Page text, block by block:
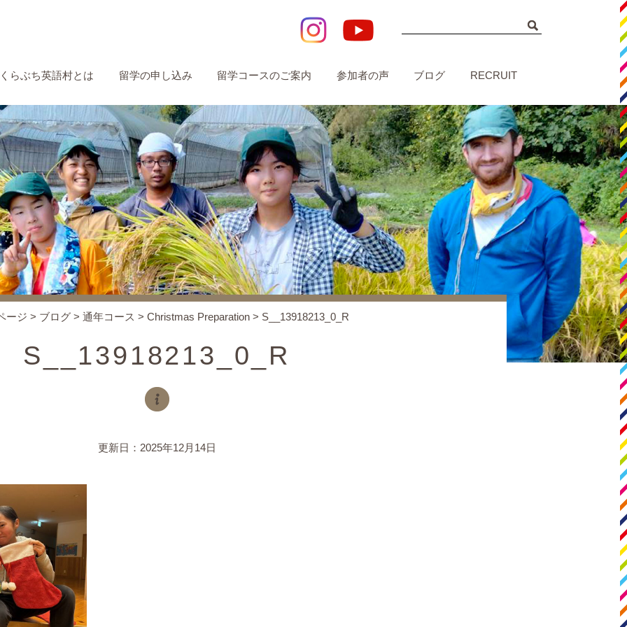
くらぶち英語村とは 留学の申し込み 留学コースのご案内 参加者の声 ブログ RECRUIT
ージ > ブログ > 通年コース > Christmas Preparation > S__13918213_0_R
S__13918213_0_R
更新日：2025年12月14日